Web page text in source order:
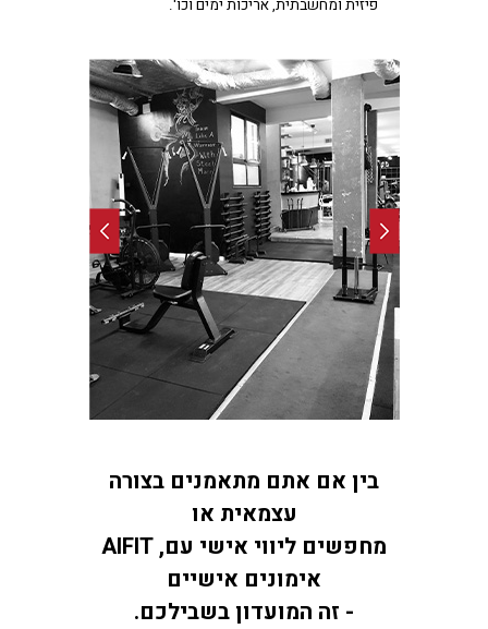
.'פיזית ומחשבתית, אריכות ימים וכו
בין אם אתם מתאמנים בצורה
עצמאית או
AIFIT ,מחפשים ליווי אישי עם
אימונים אישיים
.זה המועדון בשבילכם -